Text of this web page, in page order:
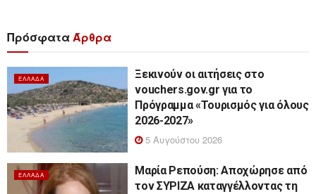
ΠρόσφαταΆρθρα
ΕΛΛΆΔΑ
Ξεκινούν οι αιτήσεις στο
vouchers.gov.gr για το
Πρόγραμμα «Τουρισμός για όλους
2026-2027»
5 Αυγούστου 2026
ΕΛΛΆΔΑ
Μαρία Ρεπούση: Αποχώρησε από
τον ΣΥΡΙΖΑ καταγγέλλοντας τη